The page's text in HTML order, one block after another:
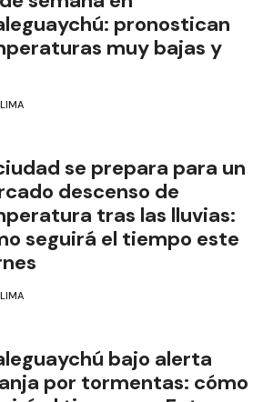
pronostican
muy bajas y
se prepara para un
descenso de
tras las lluvias:
seguirá el tiempo este
bajo alerta
por tormentas: cómo